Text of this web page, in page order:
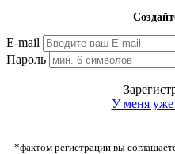
E-mail
Пароль
У меня уже
*фактом регистрации вы